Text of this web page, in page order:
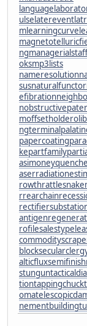
ulselaterevent
mlearningcurve
ngmanagerialstaff
oksmp3lists
nameresolution
susnaturalfunctor
efibration
n
moffsetholder
ngterminal
papercoating
kepartfamily
asimoney
aser
rowth
rrearchain
antigen
rofile
commodity
block
alticflux
stungun
tiontappingchuck
oma
nementbuilding